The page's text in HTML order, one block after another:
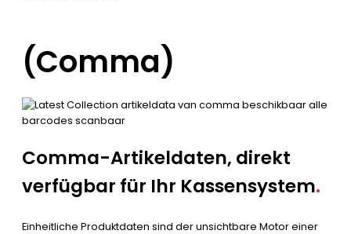
(Comma)
Comma-Artikeldaten, direkt
verfügbar für Ihr Kassensystem.
Einheitliche Produktdaten sind der unsichtbare Motor einer